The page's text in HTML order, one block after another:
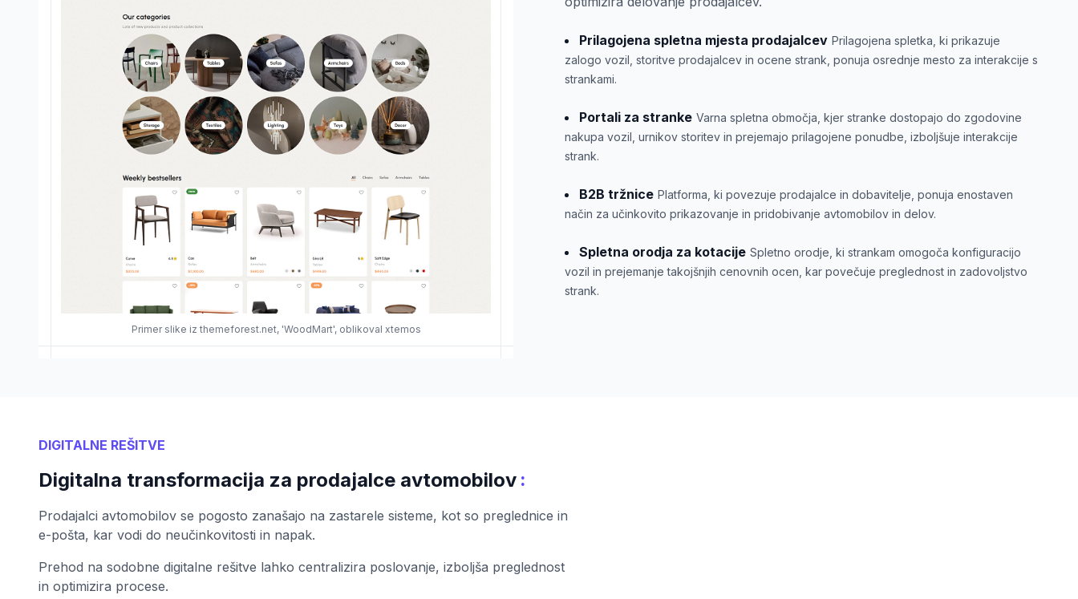
Primer slike iz themeforest.net, 'WoodMart', oblikoval xtemos
Prilagojena spletna mjesta prodajalcev Prilagojena spletka, ki prikazuje
zalogo vozil, storitve prodajalcev in ocene strank, ponuja osrednje mesto za interakcije s
strankami.
Portali za stranke Varna spletna območja, kjer stranke dostopajo do zgodovine
nakupa vozil, urnikov storitev in prejemajo prilagojene ponudbe, izboljšuje interakcije
strank.
B2B tržnice Platforma, ki povezuje prodajalce in dobavitelje, ponuja enostaven
način za učinkovito prikazovanje in pridobivanje avtomobilov in delov.
Spletna orodja za kotacije Spletno orodje, ki strankam omogoča konfiguracijo
vozil in prejemanje takojšnjih cenovnih ocen, kar povečuje preglednost in zadovoljstvo
strank.
DIGITALNE REŠITVE
Digitalna transformacija za prodajalce avtomobilov :
Prodajalci avtomobilov se pogosto zanašajo na zastarele sisteme, kot so preglednice in
e-pošta, kar vodi do neučinkovitosti in napak.
Prehod na sodobne digitalne rešitve lahko centralizira poslovanje, izboljša preglednost
in optimizira procese.